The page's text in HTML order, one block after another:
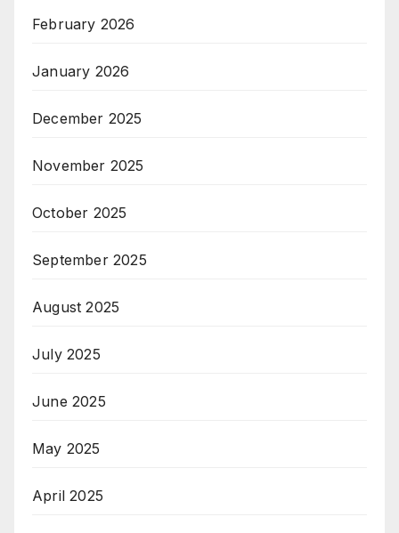
February 2026
January 2026
December 2025
November 2025
October 2025
September 2025
August 2025
July 2025
June 2025
May 2025
April 2025